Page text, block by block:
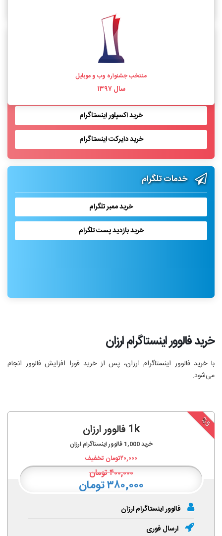
منتخب جشنواره وب و موبایل
سال ۱۳۹۷
خرید بازدید پست اینستاگرام
خرید اکسپلور اینستاگرام
خرید دایرکت اینستاگرام
خدمات تلگرام
خرید ممبر تلگرام
خرید بازدید پست تلگرام
خرید فالوور اینستاگرام ارزان
با خرید فالوور اینستاگرام ارزان، پس از خرید فورا افزایش فالوور انجام‌
می‌شود.
%5 1k فالوور ارزان
خرید1,000 فالوور اینستاگرام ارزان
۲۰,۰۰۰تومان تخفیف
۴۰۰,۰۰۰تومان
۳۸۰,۰۰۰ تومان
فالوور اینستاگرام ارزان
ارسال فوری